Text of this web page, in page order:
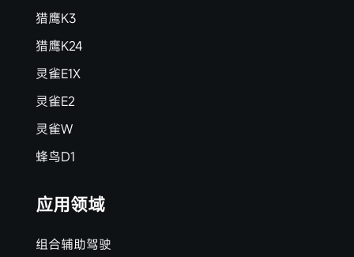
猎鹰K3
猎鹰K24
灵雀E1X
灵雀E2
灵雀W
蜂鸟D1
应用领域
组合辅助驾驶